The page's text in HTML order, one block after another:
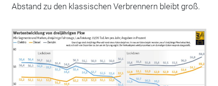
Abstand zu den klassischen Verbrennern bleibt groß.